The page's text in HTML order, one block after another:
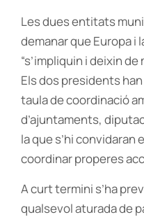
Les dues entitats
demanar que Europa
“s’impliquin i deixin de
Els dos presidents
taula de coordinació
d’ajuntaments,
la que s’hi
coordinar properes
A curt termini s’ha
qualsevol aturada de